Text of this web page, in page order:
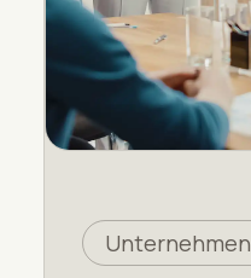
Unternehmen